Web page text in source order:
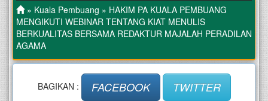
» Kuala Pembuang » HAKIM PA KUALA PEMBUANG
MENGIKUTI WEBINAR TENTANG KIAT MENULIS
BERKUALITAS BERSAMA REDAKTUR MAJALAH PERADILAN
AGAMA
BAGIKAN : FACEBOOK
TWITTER